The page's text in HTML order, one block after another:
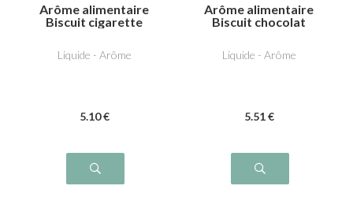
Arôme alimentaire
Biscuit cigarette
Liquide - Arôme
5.10 €
Arôme alimentaire
Biscuit chocolat
Liquide - Arôme
5.51 €